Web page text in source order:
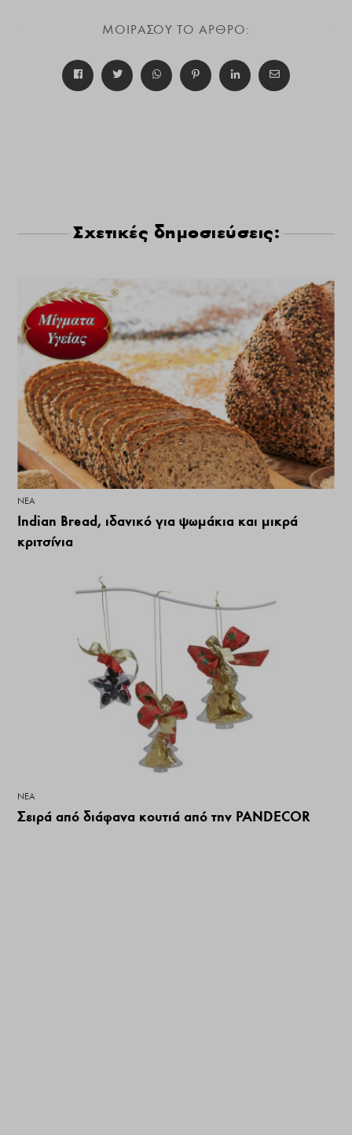
ΜΟΙΡΑΣΟΥ ΤΟ ΑΡΘΡΟ:
Σχετικές δημοσιεύσεις:
ΝΕΑ
Indian Bread, ιδανικό για ψωμάκια και μικρά
κριτσίνια
ΝΕΑ
Σειρά από διάφανα κουτιά από την PANDECOR